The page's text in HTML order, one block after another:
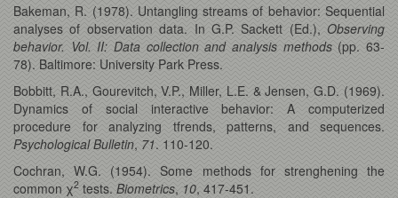
Bakeman, R. (1978). Untangling streams of behavior: Sequential
analyses of observation data. In G.P. Sackett (Ed.), Observing
behavior. Vol. II: Data collection and analysis methods(pp. 63-
78). Baltimore: University Park Press.
Bobbitt, R.A., Gourevitch, V.P., Miller, L.E. & Jensen, G.D. (1969).
Dynamics of social interactive behavior: A computerized
procedure for analyzing tfrends, patterns, and sequences.
Psychological Bulletin, 71. 110-120.
Cochran, W.G. (1954). Some methods for strenghening the
common χ2 tests. Biometrics, 10, 417-451.